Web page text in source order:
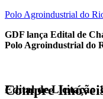
Polo Agroindustrial do
GDF lança Edital de
Polo Agroindustrial do
Compre
Edital de Licitação